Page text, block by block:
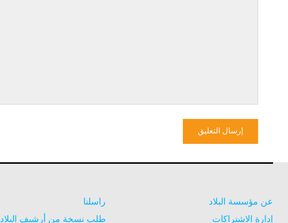
عن مؤسسة البلاد
إدارة الاشتراكات
راسلنا
طلب نسخة من أرشيف البلاد